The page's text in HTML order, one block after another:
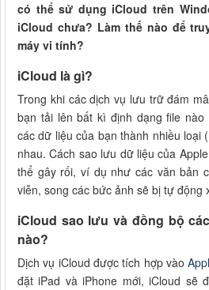
có thể sử dụng iCloud trên
iCloud chưa? Làm thế nào để
máy vi tính?
iCloud là gì?
Trong khi các dịch vụ lưu trữ đám
bạn tải lên bất kì định dạng file
các dữ liệu của bạn thành nhiều loại
nhau. Cách sao lưu dữ liệu của
thể gây rối, ví dụ như các văn bản
viễn, song các bức ảnh sẽ bị tự động
iCloud sao lưu và đồng bộ
nào?
Dịch vụ iCloud được tích hợp vào
đặt iPad và iPhone mới, iCloud sẽ